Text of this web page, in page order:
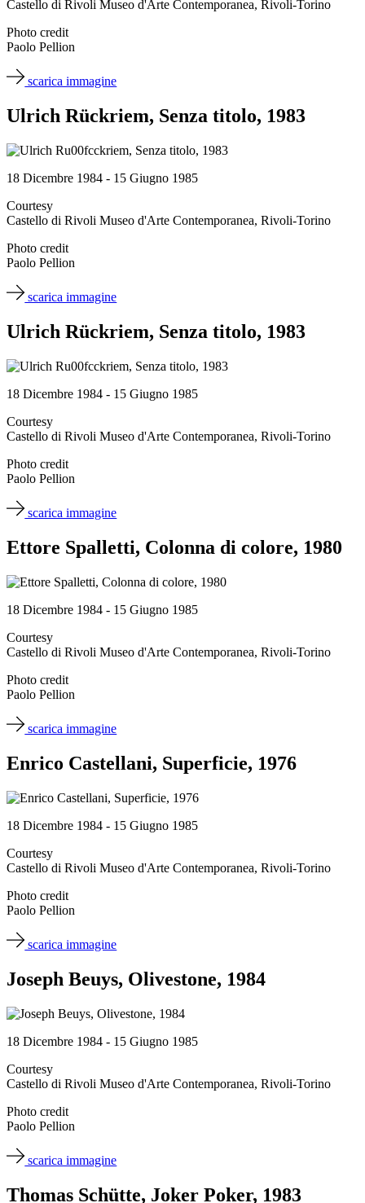
Castello di Rivoli Museo d'Arte Contemporanea, Rivoli-Torino
Photo credit
Paolo Pellion
scarica immagine
Ulrich Rückriem, Senza titolo, 1983
18 Dicembre 1984 - 15 Giugno 1985
Courtesy
Castello di Rivoli Museo d'Arte Contemporanea, Rivoli-Torino
Photo credit
Paolo Pellion
scarica immagine
Ulrich Rückriem, Senza titolo, 1983
18 Dicembre 1984 - 15 Giugno 1985
Courtesy
Castello di Rivoli Museo d'Arte Contemporanea, Rivoli-Torino
Photo credit
Paolo Pellion
scarica immagine
Ettore Spalletti, Colonna di colore, 1980
18 Dicembre 1984 - 15 Giugno 1985
Courtesy
Castello di Rivoli Museo d'Arte Contemporanea, Rivoli-Torino
Photo credit
Paolo Pellion
scarica immagine
Enrico Castellani, Superficie, 1976
18 Dicembre 1984 - 15 Giugno 1985
Courtesy
Castello di Rivoli Museo d'Arte Contemporanea, Rivoli-Torino
Photo credit
Paolo Pellion
scarica immagine
Joseph Beuys, Olivestone, 1984
18 Dicembre 1984 - 15 Giugno 1985
Courtesy
Castello di Rivoli Museo d'Arte Contemporanea, Rivoli-Torino
Photo credit
Paolo Pellion
scarica immagine
Thomas Schütte, Joker Poker, 1983